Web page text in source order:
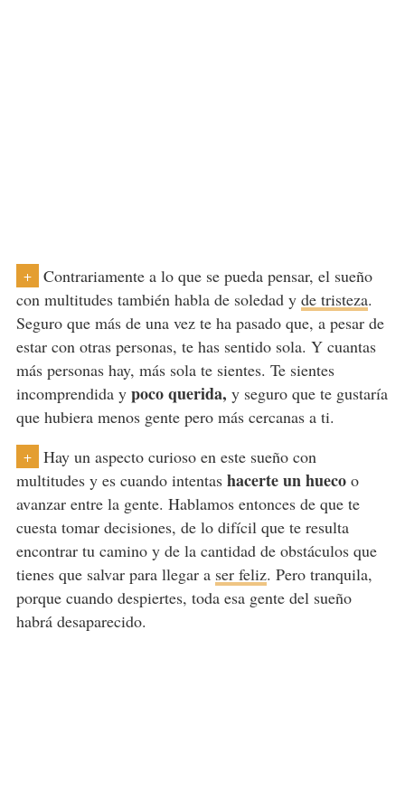
+
Contrariamente a lo que se pueda pensar, el sueño
con multitudes también habla de soledad y de tristeza.
Seguro que más de una vez te ha pasado que, a pesar de
estar con otras personas, te has sentido sola. Y cuantas
más personas hay, más sola te sientes. Te sientes
incomprendida y poco querida, y seguro que te gustaría
que hubiera menos gente pero más cercanas a ti.
+
Hay un aspecto curioso en este sueño con
multitudes y es cuando intentas hacerte un huecoo
avanzar entre la gente. Hablamos entonces de que te
cuesta tomar decisiones, de lo difícil que te resulta
encontrar tu camino y de la cantidad de obstáculos que
tienes que salvar para llegar a ser feliz. Pero tranquila,
porque cuando despiertes, toda esa gente del sueño
habrá desaparecido.